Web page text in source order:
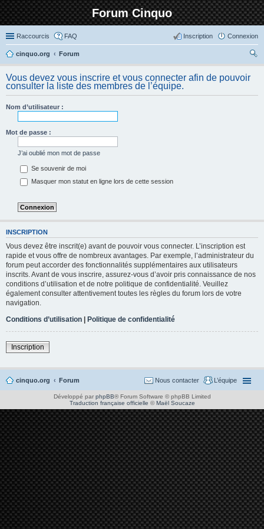
Forum Cinquo
Raccourcis FAQ Connexion
Inscription
cinquo.org
Forum
her
ch
Vous devez vous inscrire et vous connecter afin de pouvoir
consulter la liste des membres de l’équipe.
Nom d’utilisateur :
Mot de passe :
J’ai oublié mon mot de passe
Se souvenir de moi
Masquer mon statut en ligne lors de cette session
INSCRIPTION
Vous devez être inscrit(e) avant de pouvoir vous connecter. L’inscription est
rapide et vous offre de nombreux avantages. Par exemple, l’administrateur du
forum peut accorder des fonctionnalités supplémentaires aux utilisateurs
inscrits. Avant de vous inscrire, assurez-vous d’avoir pris connaissance de nos
conditions d’utilisation et de notre politique de confidentialité. Veuillez
également consulter attentivement toutes les règles du forum lors de votre
navigation.
Conditions d’utilisation | Politique de confidentialité
Inscription
cinquo.org Forum L’équipe
Nous contacter
Développé par phpBB® Forum Software © phpBB Limited
Traduction française officielle ©Maël Soucaze